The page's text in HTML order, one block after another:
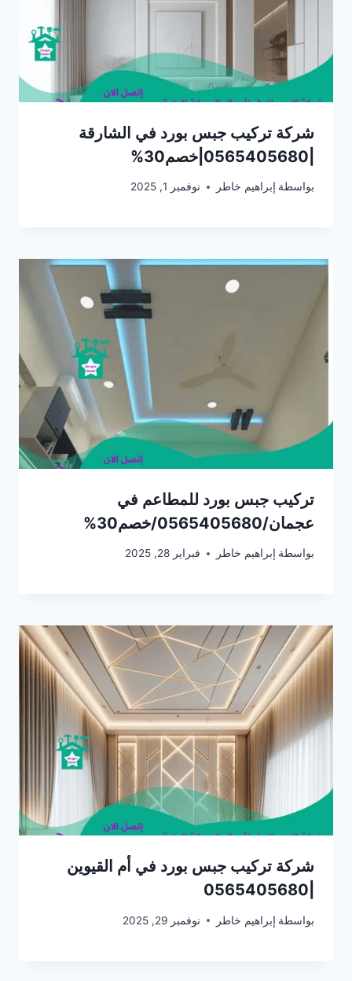
شركة تركيب جبس بورد في الشارقة
بواسطة إبراهيم خاطر نوفمبر 1, 2025
تركيب جبس بورد للمطاعم في
عجمان/0565405680/خصم30%
بواسطة إبراهيم خاطر فبراير 28, 2025
شركة تركيب جبس بورد في أم القيوين
بواسطة إبراهيم خاطر نوفمبر 29, 2025